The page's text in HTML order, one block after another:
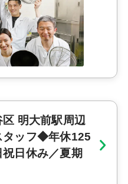
区 明大前駅周辺
タッフ◆年休125
日休み／夏期